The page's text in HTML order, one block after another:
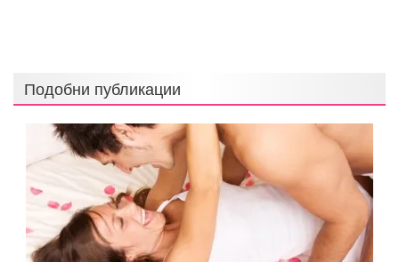
Подобни публикации